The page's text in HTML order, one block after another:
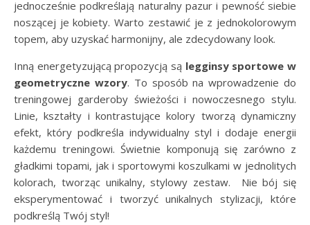
jednocześnie podkreślają naturalny pazur i pewność siebie
noszącej je kobiety. Warto zestawić je z jednokolorowym
topem, aby uzyskać harmonijny, ale zdecydowany look.
Inną energetyzującą propozycją są legginsy sportowe w
geometryczne wzory. To sposób na wprowadzenie do
treningowej garderoby świeżości i nowoczesnego stylu.
Linie, kształty i kontrastujące kolory tworzą dynamiczny
efekt, który podkreśla indywidualny styl i dodaje energii
każdemu treningowi. Świetnie komponują się zarówno z
gładkimi topami, jak i sportowymi koszulkami w jednolitych
kolorach, tworząc unikalny, stylowy zestaw. Nie bój się
eksperymentować i tworzyć unikalnych stylizacji, które
podkreślą Twój styl!